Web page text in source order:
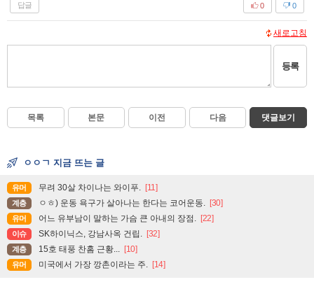
답글 0
0
새로고침
등록
목록 본문 이전 다음 댓글보기
ㅇㅇㄱ 지금 뜨는 글
유머 무려 30살 차이나는 와이푸. [11]
계층 ㅇㅎ) 운동 욕구가 살아나는 한다는 코어운동. [30]
유머 어느 유부남이 말하는 가슴 큰 아내의 장점. [22]
이슈 SK하이닉스, 강남사옥 건립. [32]
계층 15호 태풍 찬홈 근황... [10]
유머 미국에서 가장 깡촌이라는 주. [14]